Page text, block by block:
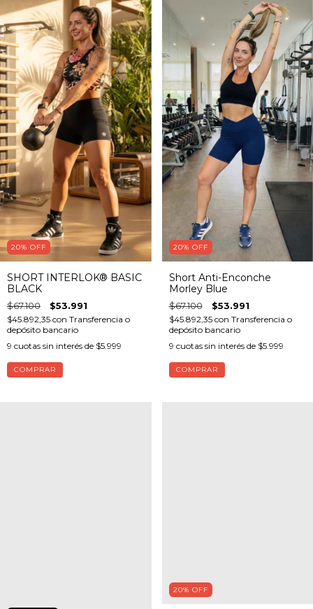
20% OFF
SHORT INTERLOK® BASIC
BLACK
$67.100 $53.991
$45.892,35 con Transferencia o
depósito bancario
9 cuotas sin interés de $5.999
COMPRAR
20% OFF
Short Anti-Enconche
Morley Blue
$67.100 $53.991
$45.892,35 con Transferencia o
depósito bancario
9 cuotas sin interés de $5.999
COMPRAR
20% OFF